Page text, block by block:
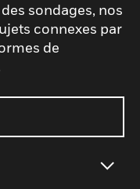
sondages, nos
connexes par
de